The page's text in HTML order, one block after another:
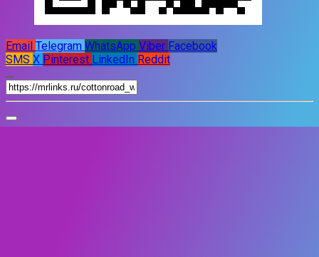
Email Telegram WhatsApp Viber Facebook
SMS X Pinterest LinkedIn Reddit